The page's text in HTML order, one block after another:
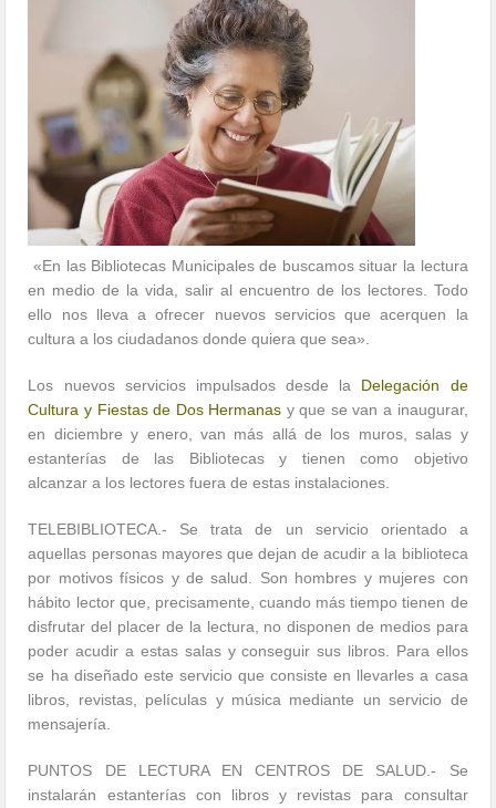
«En las Bibliotecas Municipales de buscamos situar la lectura
en medio de la vida, salir al encuentro de los lectores. Todo
ello nos lleva a ofrecer nuevos servicios que acerquen la
cultura a los ciudadanos donde quiera que sea».
Los nuevos servicios impulsados desde la Delegación de
Cultura y Fiestas de Dos Hermanas y que se van a inaugurar,
en diciembre y enero, van más allá de los muros, salas y
estanterías de las Bibliotecas y tienen como objetivo
alcanzara los lectores fuera de estas instalaciones.
TELEBIBLIOTECA.- Se trata de un servicio orientado a
aquellas personas mayores que dejan de acudir a la biblioteca
por motivos físicos y de salud. Son hombres y mujeres con
hábito lector que, precisamente, cuando más tiempo tienen de
disfrutar del placer de la lectura, no disponen de medios para
poder acudir a estas salas y conseguir sus libros. Para ellos
se ha diseñado este servicio que consiste en llevarles a casa
libros, revistas, películas y música mediante un servicio de
mensajería.
PUNTOS DE LECTURA EN CENTROS DE SALUD.- Se
instalarán estanterías con libros y revistas para consultar